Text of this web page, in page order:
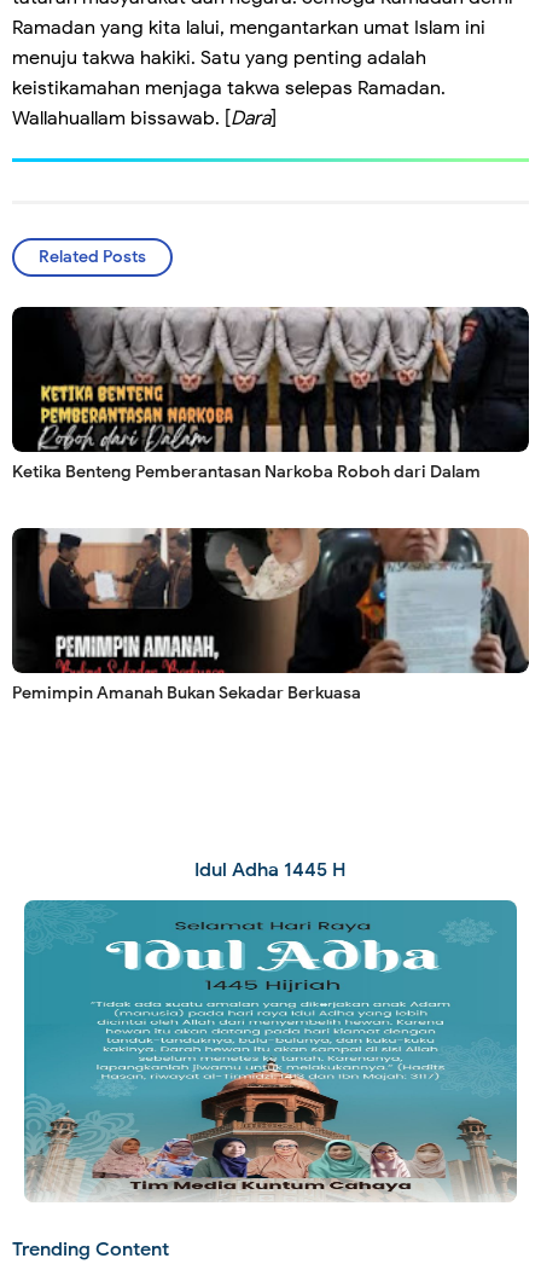
Ramadan yang kita lalui, mengantarkan umat Islam ini
menuju takwa hakiki. Satu yang penting adalah
keistikamahan menjaga takwa selepas Ramadan.
Wallahuallam bissawab. [Dara]
Related Posts
Ketika Benteng Pemberantasan Narkoba Roboh dari Dalam
Pemimpin Amanah Bukan Sekadar Berkuasa
Idul Adha 1445 H
Trending Content